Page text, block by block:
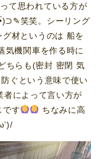
て思われている方が
笑笑。シーリング
材というのは 船を
気機関車を作る時に
ちらも(密封 密閉 気
ぐという意味で使い
者によって言い方が
です
ちなみに高